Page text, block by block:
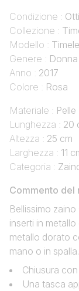
Condizione :
Collezione :
Modello :
Genere : Donna
Anno : 2017
Colore : Rosa
Materiale : Pelle
Lunghezza : 20
Altezza : 25 cm
Larghezza : 11
Categoria :
Commento del
Bellissimo
inserti in
metallo dorato
mano o in spalla.
Chiusura
Una tasca